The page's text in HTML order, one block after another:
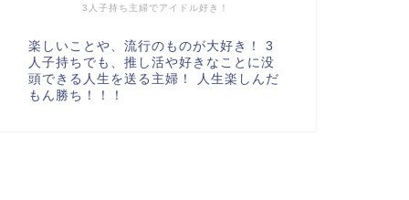
3人子持ち主婦でアイドル好き！
楽しいことや、流行のものが大好き！ 3
人子持ちでも、推し活や好きなことに没
頭できる人生を送る主婦！ 人生楽しんだ
もん勝ち！！！